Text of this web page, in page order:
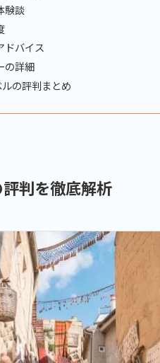
験談
ドバイス
の詳細
の評判まとめ
判を徹底解析